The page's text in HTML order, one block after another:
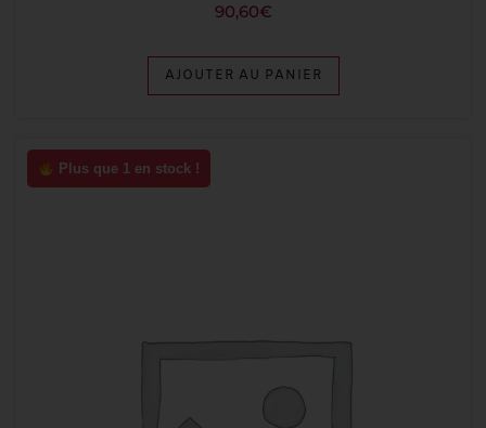
90,60€
AJOUTER AU PANIER
Plus que 1 en stock !